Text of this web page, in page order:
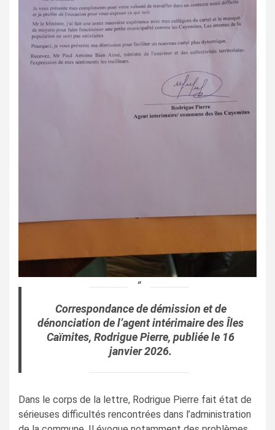
Correspondance de démission et de
dénonciation de l’agent intérimaire des Îles
Caïmites, Rodrigue Pierre, publiée le 16
janvier 2026.
Dans le corps de la lettre, Rodrigue Pierre fait état de
sérieuses difficultés rencontrées dans l’administration